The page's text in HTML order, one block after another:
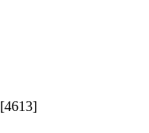
[4613]